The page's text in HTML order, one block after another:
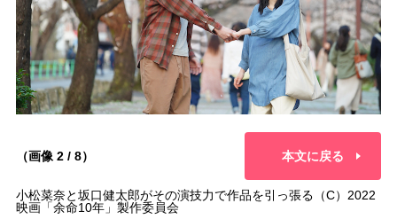
（画像 2 / 8） 本文に戻る
小松菜奈と坂口健太郎がその演技力で作品を引っ張る（C）2022
映画「余命10年」製作委員会